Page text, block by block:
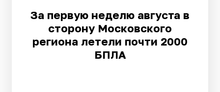
За первую неделю августа в
сторону Московского
региона летели почти 2000
БПЛА